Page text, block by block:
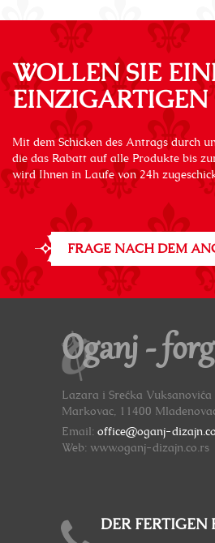
WOLLEN SIE
EINZIGARTIGEN
Mit dem Schicken des Antrags durch
die das Rabatt auf alle Produkte bis
wird Ihnen in Laufe von 24h
FRAGE NACH DEM
Oganj -
Lazara i Srećka Vuksanovića
Markovac, 11400
Email: office@oganj-
Web: www.oganj-dizajn.co.rs
DER FERTIGEN